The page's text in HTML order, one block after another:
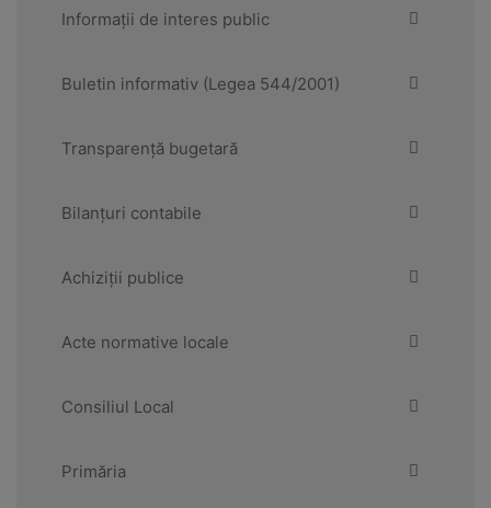
Informații de interes public
Buletin informativ (Legea 544/2001)
Transparență bugetară
Bilanțuri contabile
Achiziții publice
Acte normative locale
Consiliul Local
Primăria